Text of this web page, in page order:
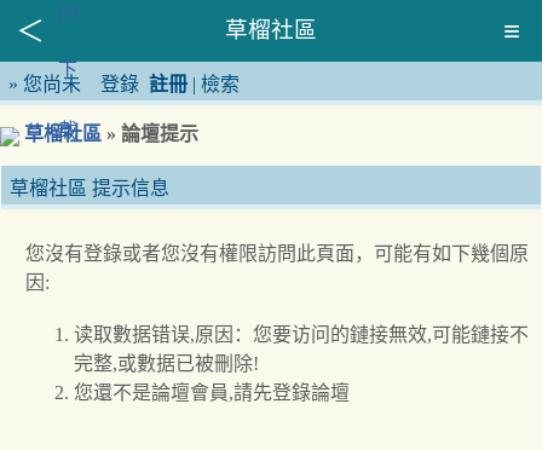
草榴社區
» 您尚未 登錄 註冊 | 檢索
草榴社區 » 論壇提示
草榴社區 提示信息
您沒有登錄或者您沒有權限訪問此頁面，可能有如下幾個原
因:
读取數据错误,原因：您要访问的鏈接無效,可能鏈接不
完整,或數据已被刪除!
您還不是論壇會員,請先登錄論壇